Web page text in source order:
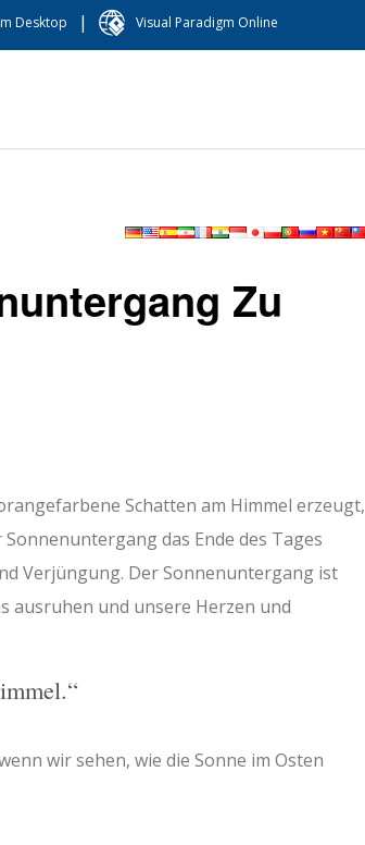
Desktop | Visual Paradigm Online
Zu
Schatten am Himmel erzeugt,
das Ende des Tages
Verjüngung. Der Sonnenuntergang ist
ausruhen und unsere Herzen und
wir sehen, wie die Sonne im Osten